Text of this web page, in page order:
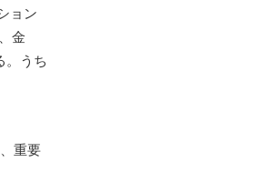
ョン
金
。うち
重要